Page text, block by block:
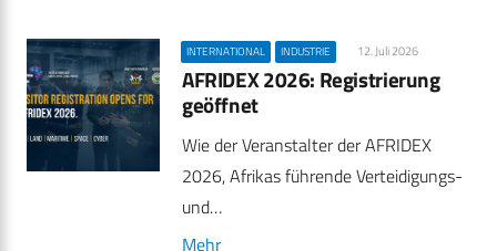
INTERNATIONAL INDUSTRIE 12. Juli 2026
AFRIDEX 2026: Registrierung
geöffnet
Wie der Veranstalter der AFRIDEX
2026, Afrikas führende Verteidigungs-
und…
Mehr